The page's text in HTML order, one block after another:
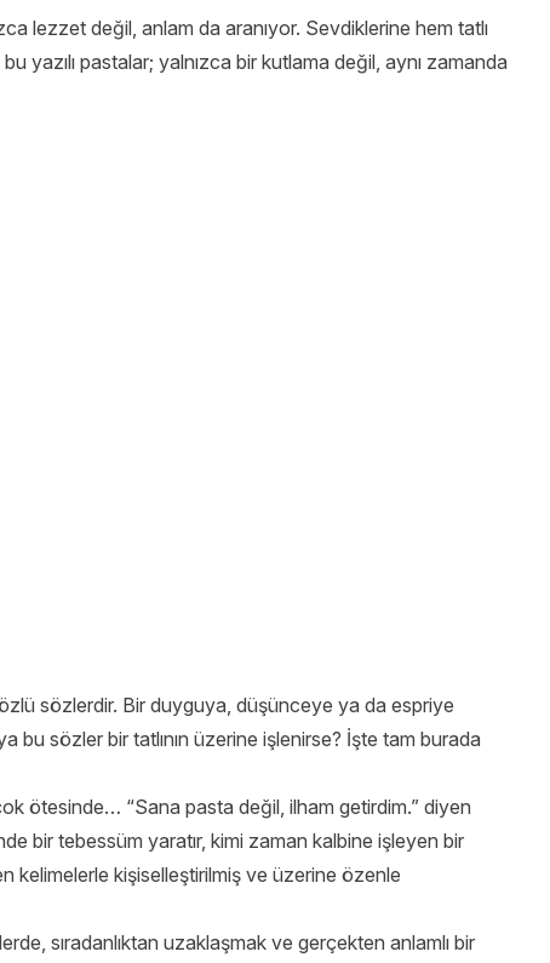
lezzet değil, anlam da aranıyor. Sevdiklerine hem tatlı
yazılı pastalar; yalnızca bir kutlama değil, aynı zamanda
sözlerdir. Bir duyguya, düşünceye ya da espriye
bu sözler bir tatlının üzerine işlenirse? İşte tam burada
ötesinde… “Sana pasta değil, ilham getirdim.” diyen
bir tebessüm yaratır, kimi zaman kalbine işleyen bir
kelimelerle kişiselleştirilmiş ve üzerine özenle
sıradanlıktan uzaklaşmak ve gerçekten anlamlı bir